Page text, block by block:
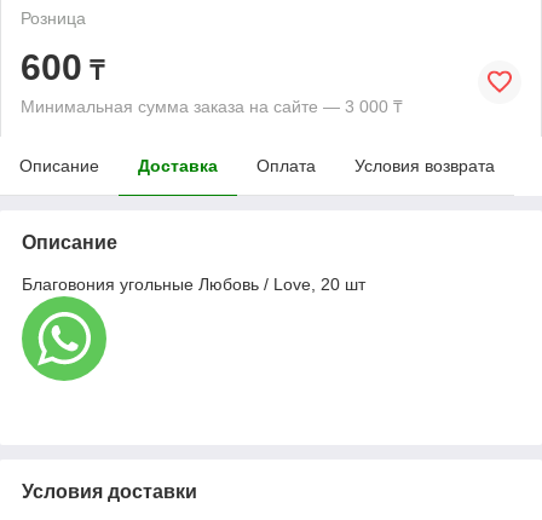
Розница
600 ₸
Минимальная сумма заказа на сайте — 3 000 ₸
Описание Доставка Оплата Условия возврата
Описание
Благовония угольные Любовь / Love, 20 шт
Условия доставки